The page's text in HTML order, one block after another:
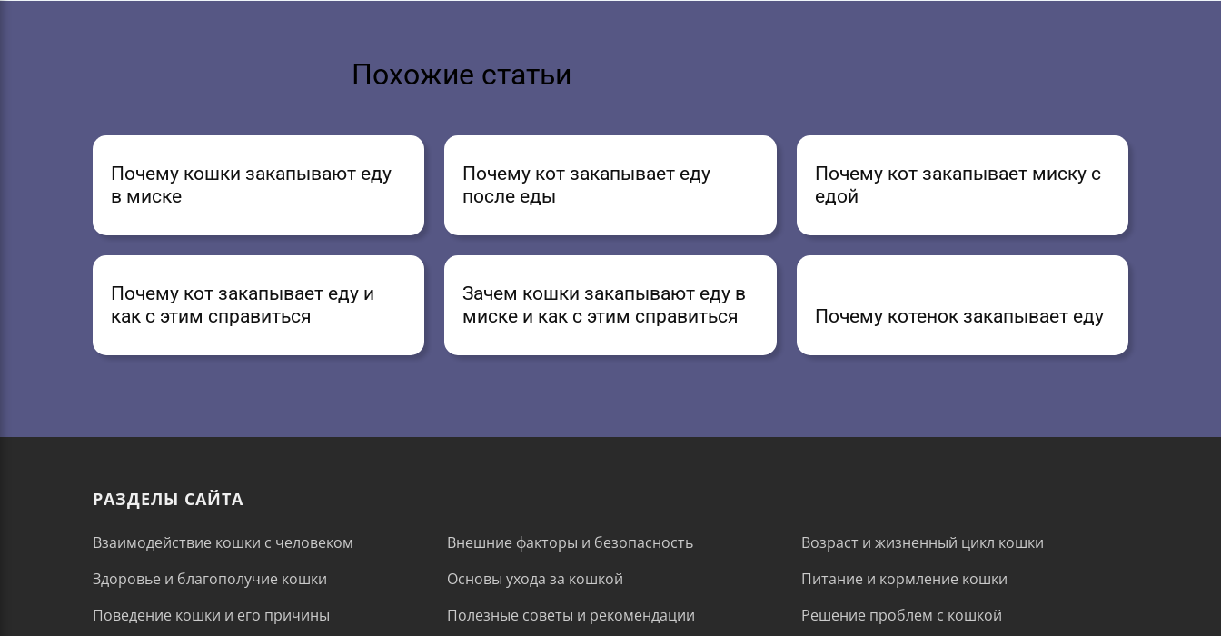
Похожие статьи
Почему кошки закапывают еду
в миске
Почему кот закапывает еду
после еды
Почему кот закапывает миску с
едой
Почему кот закапывает еду и
как с этим справиться
Зачем кошки закапывают еду в
миске и как с этим справиться
Почему котенок закапывает еду
РАЗДЕЛЫ САЙТА
Взаимодействие кошки с человеком Внешние факторы и безопасность
Возраст и жизненный цикл кошки
Здоровье и благополучие кошки
Основы ухода за кошкой
Питание и кормление кошки
Поведение кошки и его причины
Полезные советы и рекомендации Решение проблем с кошкой